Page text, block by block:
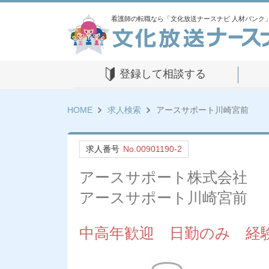
看護師の転職なら「文化放送ナースナビ 人材バンク
登録して相談する
HOME 求人検索 アースサポート川崎宮前
求人番号 No.00901190-2
アースサポート株式会社
アースサポート川崎宮前
中高年歓迎 日勤のみ 経